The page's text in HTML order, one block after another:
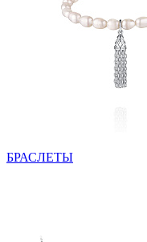
БРАСЛЕТЫ